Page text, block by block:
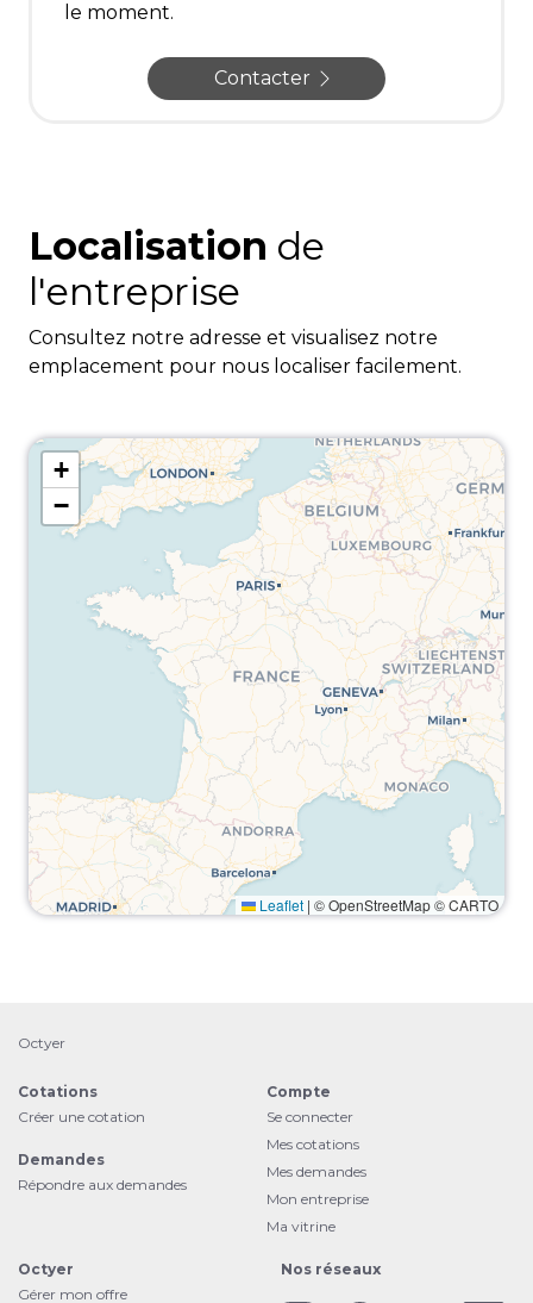
le moment.
Contacter
Localisation de
l'entreprise
Consultez notre adresse et visualisez notre
emplacement pour nous localiser facilement.
+
−
Leaflet | © OpenStreetMap © CARTO
Octyer
Cotations
Créer une cotation
Demandes
Répondre aux demandes
Compte
Se connecter
Mes cotations
Mes demandes
Mon entreprise
Ma vitrine
Octyer
Gérer mon offre
Nos réseaux